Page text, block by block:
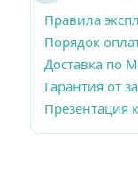
Правила
Порядок
Доставка по
Гарантия от
Презентация